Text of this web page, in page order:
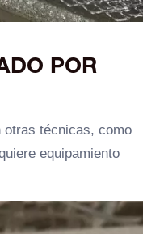
POR
otras técnicas, como
equipamiento